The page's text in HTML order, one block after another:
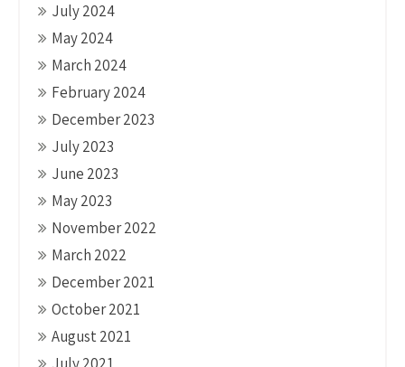
July 2024
May 2024
March 2024
February 2024
December 2023
July 2023
June 2023
May 2023
November 2022
March 2022
December 2021
October 2021
August 2021